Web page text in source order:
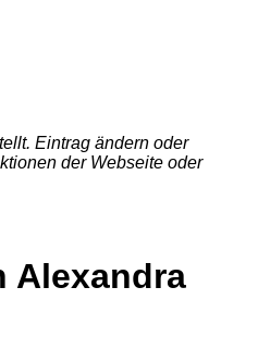
Eintrag ändern oder
der Webseite oder
Alexandra